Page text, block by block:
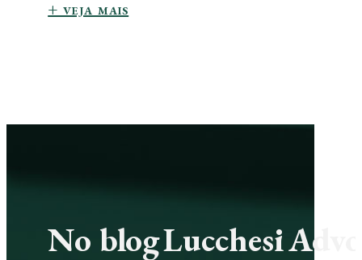
+ veja mais
No blog Lucchesi